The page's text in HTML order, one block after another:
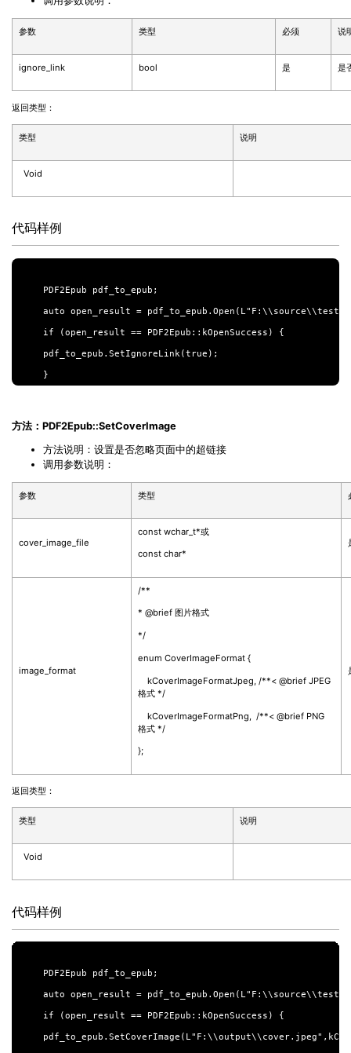
参数 类型 必须 说
ignore_link bool 是 是
返回类型：
类型 说明
Void
代码样例
PDF2Epub pdf_to_epub;
auto open_result =
if (open_result == PDF2Epub::kOpenSuccess) {
pdf_to_epub.SetIgnoreLink(true);
方法：PDF2Epub::SetCoverImage
方法说明：设置是否忽略页面中的超链接
调用参数说明：
参数 类型
cover_image_file
const wchar_t*或
const char*
image_format
/**
* @brief 图片格式
*/
enum CoverImageFormat {
kCoverImageFormatJpeg, /**< @brief JPEG
格式 */
kCoverImageFormatPng, /**< @brief PNG
格式 */
};
返回类型：
类型 说明
Void
代码样例
PDF2Epub pdf_to_epub;
auto open_result =
if (open_result == PDF2Epub::kOpenSuccess) {